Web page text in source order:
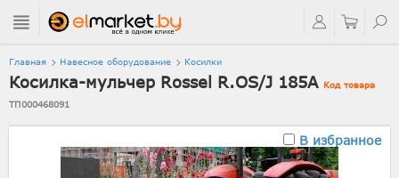
Главная Навесное оборудование Косилки
Косилка-мульчер Rossel R.OS/J 185A Код товара
ТП000468091
В избранное